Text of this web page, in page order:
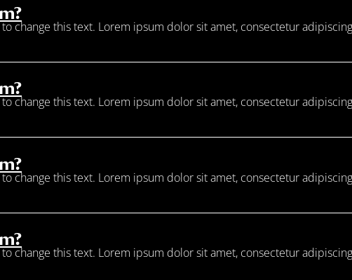
change this text. Lorem ipsum dolor sit amet, consectetur
change this text. Lorem ipsum dolor sit amet, consectetur
change this text. Lorem ipsum dolor sit amet, consectetur
change this text. Lorem ipsum dolor sit amet, consectetur